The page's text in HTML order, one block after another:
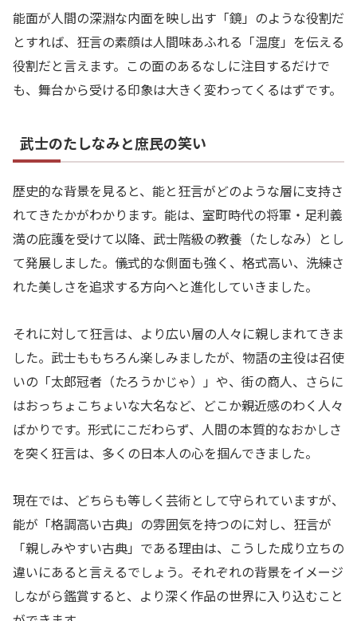
能面が人間の深淵な内面を映し出す「鏡」のような役割だ
とすれば、狂言の素顔は人間味あふれる「温度」を伝える
役割だと言えます。この面のあるなしに注目するだけで
も、舞台から受ける印象は大きく変わってくるはずです。
武士のたしなみと庶民の笑い
歴史的な背景を見ると、能と狂言がどのような層に支持さ
れてきたかがわかります。能は、室町時代の将軍・足利義
満の庇護を受けて以降、武士階級の教養（たしなみ）とし
て発展しました。儀式的な側面も強く、格式高い、洗練さ
れた美しさを追求する方向へと進化していきました。
それに対して狂言は、より広い層の人々に親しまれてきま
した。武士ももちろん楽しみましたが、物語の主役は召使
いの「太郎冠者（たろうかじゃ）」や、街の商人、さらに
はおっちょこちょいな大名など、どこか親近感のわく人々
ばかりです。形式にこだわらず、人間の本質的なおかしさ
を突く狂言は、多くの日本人の心を掴んできました。
現在では、どちらも等しく芸術として守られていますが、
能が「格調高い古典」の雰囲気を持つのに対し、狂言が
「親しみやすい古典」である理由は、こうした成り立ちの
違いにあると言えるでしょう。それぞれの背景をイメージ
しながら鑑賞すると、より深く作品の世界に入り込むこと